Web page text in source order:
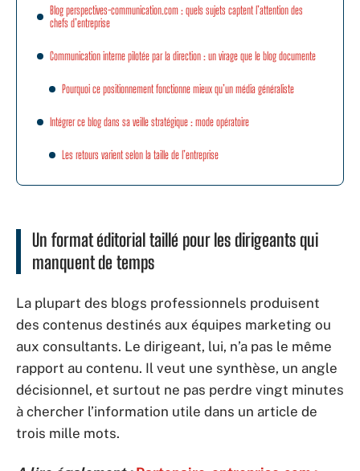
Blog perspectives-communication.com : quels sujets captent l’attention des
chefs d’entreprise
Communication interne pilotée par la direction : un virage que le blog documente
Pourquoi ce positionnement fonctionne mieux qu’un média généraliste
Intégrer ce blog dans sa veille stratégique : mode opératoire
Les retours varient selon la taille de l’entreprise
Un format éditorial taillé pour les dirigeants qui
manquent de temps
La plupart des blogs professionnels produisent
des contenus destinés aux équipes marketing ou
aux consultants. Le dirigeant, lui, n’a pas le même
rapport au contenu. Il veut une synthèse, un angle
décisionnel, et surtout ne pas perdre vingt minutes
à chercher l’information utile dans un article de
trois mille mots.